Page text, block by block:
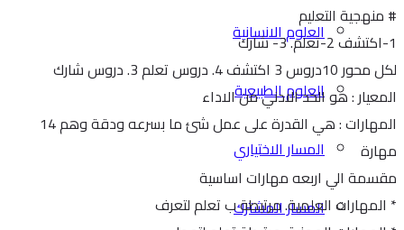
العلوم الانسانية
العلوم الطبيعية
المسار الاختياري
المسار المشترك
# منهجية التعليم
1-اكتشف 2-تعلم. 3- شارك
لكل محور 10دروس 3 اكتشف 4. دروس تعلم 3. دروس شارك
المعيار : هو الحد الادني من الاداء
المهارات : هي القدرة على عمل شئ ما بسرعه ودقة وهم 14
مهارة
مقسمة الي اربعه مهارات اساسية
* المهارات العلمية. مرتبطة ب تعلم لتعرف